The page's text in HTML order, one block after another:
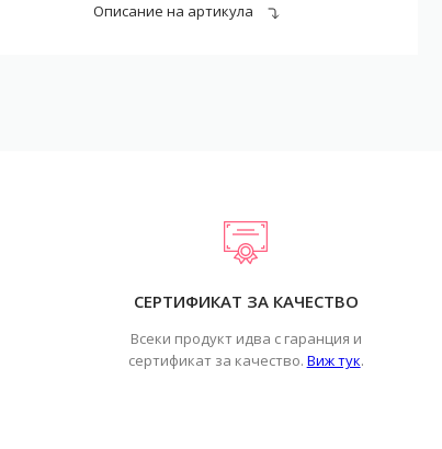
Описание на артикула
СЕРТИФИКАТ ЗА КАЧЕСТВО
Всеки продукт идва с гаранция и
сертификат за качество. Виж тук.